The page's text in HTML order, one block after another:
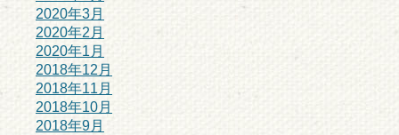
2020年3月
2020年2月
2020年1月
2018年12月
2018年11月
2018年10月
2018年9月